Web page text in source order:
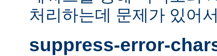
처리하는데 문제가 있어
suppress-error-